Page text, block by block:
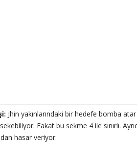
Jhin yakınlarındaki bir hedefe bomba
Fakat bu sekme 4 ile sınırlı.
hasar veriyor.